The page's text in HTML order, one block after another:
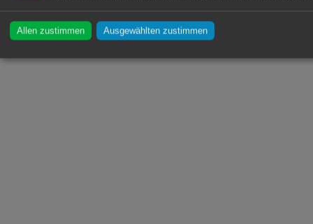
Allen zustimmen Ausgewählten zustimmen